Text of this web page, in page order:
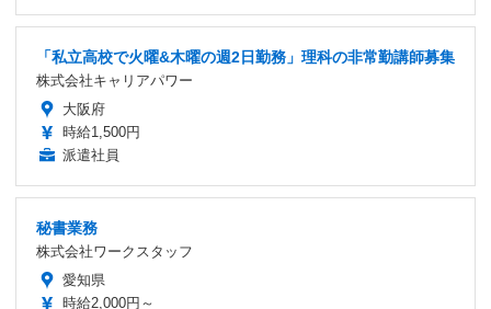
「私立高校で火曜&木曜の週2日勤務」理科の非常勤講師募集
株式会社キャリアパワー
大阪府
時給1,500円
派遣社員
秘書業務
株式会社ワークスタッフ
愛知県
時給2,000円～